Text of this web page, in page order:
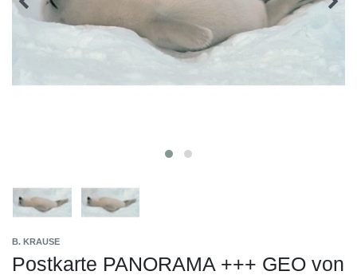
B. KRAUSE
Postkarte PANORAMA +++ GEO von